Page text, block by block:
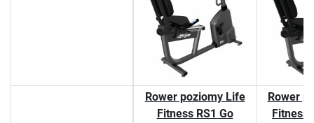
Rower poziomy Life
Fitness RS1 Go
Rower
Fitness